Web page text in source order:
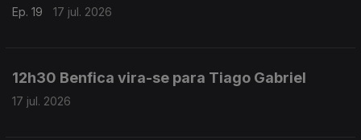
Ep. 19 17 jul. 2026
12h30 Benfica vira-se para Tiago Gabriel
17 jul. 2026